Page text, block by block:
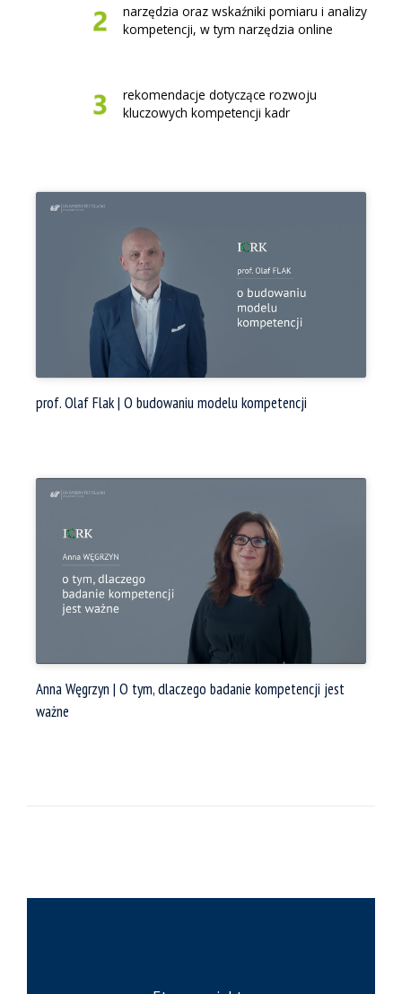
narzędzia oraz wskaźniki pomiaru i analizy
kompetencji, w tym narzędzia online
rekomendacje dotyczące rozwoju
kluczowych kompetencji kadr
prof. Olaf Flak | O budowaniu modelu kompetencji
Anna Węgrzyn | O tym, dlaczego badanie kompetencji jest
ważne